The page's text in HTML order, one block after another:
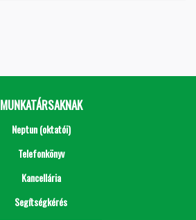
MUNKATÁRSAKNAK
Neptun (oktatói)
Telefonkönyv
Kancellária
Segítségkérés